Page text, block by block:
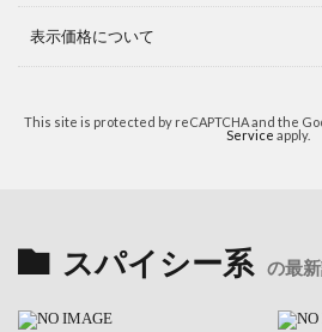
表示価格について
This site is protected by reCAPTCHA and the
Service apply.
スパイシー系 の最